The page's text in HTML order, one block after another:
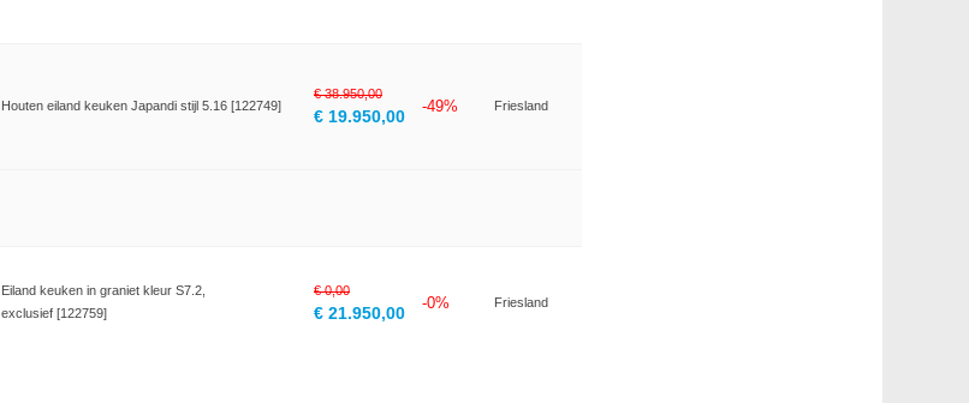
Houten eiland keuken Japandi stijl 5.16 [122749]
€ 38.950,00
€ 19.950,00
-49% Friesland
Eiland keuken in graniet kleur S7.2,
exclusief [122759]
€ 0,00
€ 21.950,00
-0% Friesland